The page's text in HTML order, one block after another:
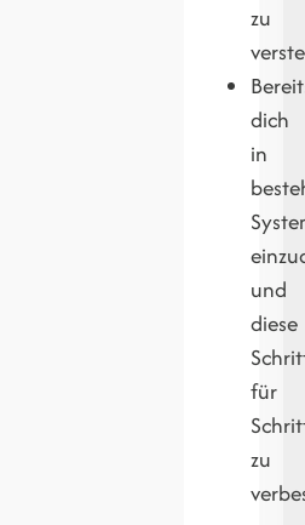
zu
dich
in
und
diese
für
zu